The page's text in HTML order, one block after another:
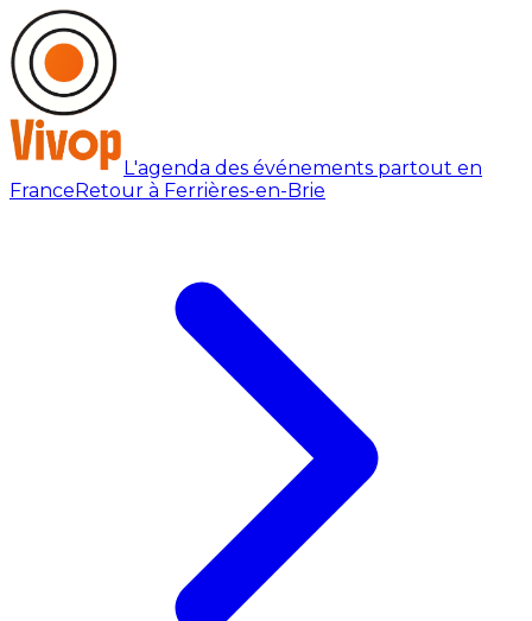
L'agenda des événements partout en
FranceRetour à Ferrières-en-Brie